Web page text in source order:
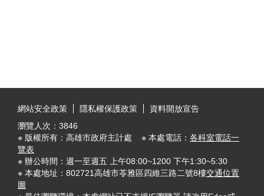
網站安全政策
隱私權保護政策
資料開放宣告
瀏覽人次： 3846
※ 版權所有：高雄市政府主計處 ※ 本處電話： 各科室電話一
覽表
※ 辦公時間：週一至週五 上午08:00~1200 下午1:30~5:30
※ 本處地址：802721高雄市苓雅區四維三路二號8樓交通位置
圖